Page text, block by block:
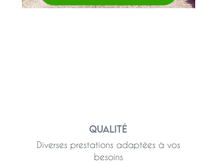
Qualité
Diverses prestations adaptées à vos
besoins